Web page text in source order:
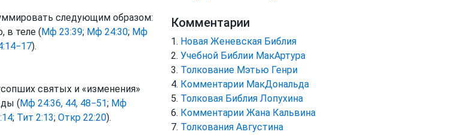
следующим образом:
в теле (Мф 23:39; Мф 24:30; Мф
).
святых и «изменения»
(Мф 24:36, 44, 48−51; Мф
; Тит 2:13; Откр 22:20).
Комментарии
Новая Женевская Библия
Учебной Библии МакАртура
Толкование Мэтью Генри
Комментарии МакДональда
Толковая Библия Лопухина
Комментарии Жана Кальвина
Толкования Августина